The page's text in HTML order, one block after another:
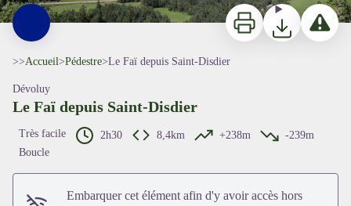
ImprimerTéléchargerSignaler
>>Accueil>Pédestre>Le Faï depuis Saint-Disdier
Dévoluy
Le Faï depuis Saint-Disdier
Très facile 2h30 8,4km +238m
-239m
Boucle
Embarquer cet élément afin d'y avoir accès hors